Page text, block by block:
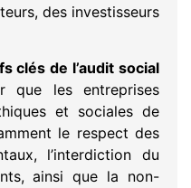
des investisseurs
clés de l’audit social
que les entreprises
et sociales de
le respect des
l’interdiction du
ainsi que la non-